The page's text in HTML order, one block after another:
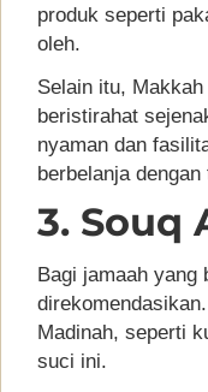
produk seperti
oleh.
Selain itu,
beristirahat
nyaman dan
berbelanja
3. Souq
Bagi jamaah yang
Madinah, seperti
suci ini.